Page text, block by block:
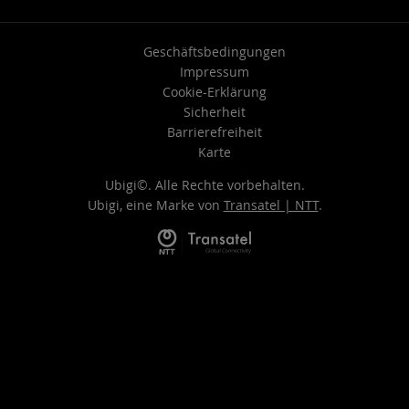
Geschäftsbedingungen
Impressum
Cookie-Erklärung
Sicherheit
Barrierefreiheit
Karte
Ubigi©. Alle Rechte vorbehalten.
Ubigi, eine Marke von Transatel | NTT.